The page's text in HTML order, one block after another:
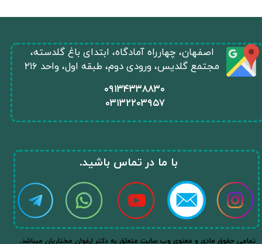
​۰۹۱۳۴۳۳۸۸۳۰
۰۳۱۳۲۲۰۳۹۵۷
​اصفهان، چهارراه آمادگاه، ابتدای باغ گلدسته،
مجتمع گلدیس، ورودی دوم، طبقه اول، واحد ۲۱۶
​با ما در تماس باشید.​​​​​​​
.تمامی حقوق مادی و معنوی وب سایت متعلق به دکتر ارغوان مختاریان میباشد